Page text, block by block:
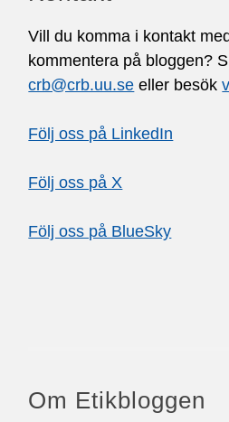
Vill du komma i kontakt
kommentera på bloggen?
crb@crb.uu.se eller besök
Följ oss på LinkedIn
Följ oss på X
Följ oss på BlueSky
Om Etikbloggen